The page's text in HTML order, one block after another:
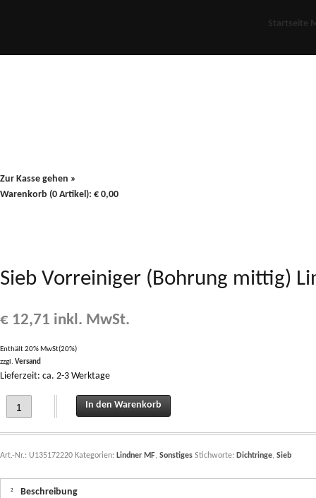
Startseite
Zur Kasse gehen »
Warenkorb (0 Artikel): € 0,00
Sieb Vorreiniger (Bohrung mittig)
€ 12,71 inkl. MwSt.
Enthält 20% MwSt(20%)
zzgl. Versand
Lieferzeit: ca. 2-3 Werktage
Sieb Vorreiniger (Bohrung mittig) Lindner, MF U135172220 quantity
In den Warenkorb
Art.-Nr.: U135172220 Kategorien: Lindner MF, Sonstiges Stichworte: Dichtringe, Sieb
Beschreibung